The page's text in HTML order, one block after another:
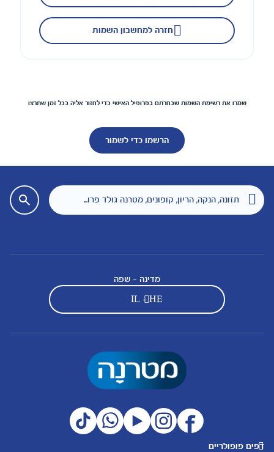
חזרה למחשבון השמות
שמרו את רשימת השמות שבחרתם בפרופיל האישי כדי לחזור אליה בכל זמן שתרצו
הרשמו כדי לשמור
מדינה - שפה
IL - HE
דפים פופולריים